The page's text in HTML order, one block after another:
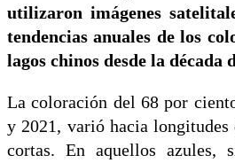
utilizaron imágenes
tendencias anuales de los
lagos chinos desde la década
La coloración del 68 por
y 2021, varió hacia longitudes
cortas. En aquellos azules,